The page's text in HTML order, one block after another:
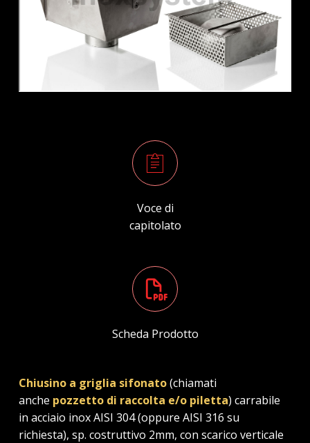
Voce di
capitolato
Scheda Prodotto
Chiusino a griglia sifonato(chiamati
anche pozzetto di raccolta e/o piletta) carrabile
in acciaio inox AISI 304 (oppure AISI 316 su
richiesta), sp. costruttivo 2mm, con scarico verticale